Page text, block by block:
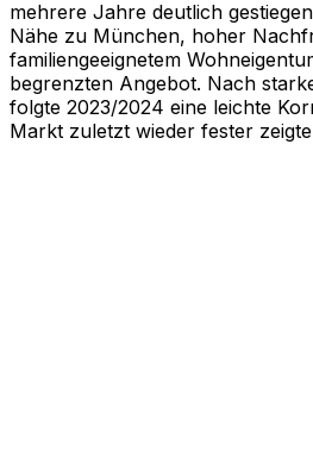
mehrere Jahre deutlich
Nähe zu München, hoher
familiengeeignetem
begrenzten Angebot. Nach
folgte 2023/2024 eine leichte
Markt zuletzt wieder fester